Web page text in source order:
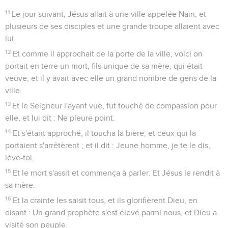
11 Le jour suivant, Jésus allait à une ville appelée Naïn, et
plusieurs de ses disciples et une grande troupe allaient avec
lui.
12 Et comme il approchait de la porte de la ville, voici on
portait en terre un mort, fils unique de sa mère, qui était
veuve, et il y avait avec elle un grand nombre de gens de la
ville.
13 Et le Seigneur l'ayant vue, fut touché de compassion pour
elle, et lui dit : Ne pleure point.
14 Et s'étant approché, il toucha la bière, et ceux qui la
portaient s'arrêtèrent ; et il dit : Jeune homme, je te le dis,
lève-toi.
15 Et le mort s'assit et commença à parler. Et Jésus le rendit à
sa mère.
16 Et la crainte les saisit tous, et ils glorifièrent Dieu, en
disant : Un grand prophète s'est élevé parmi nous, et Dieu a
visité son peuple.